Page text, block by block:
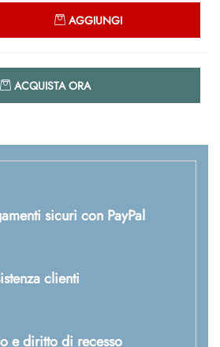
AGGIUNGI
ACQUISTA ORA
sicuri con PayPal
clienti
e diritto di recesso